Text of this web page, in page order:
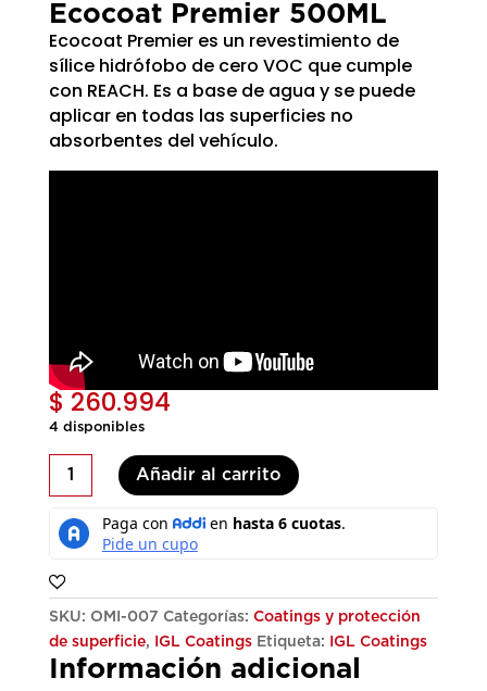
Ecocoat Premier 500ML
Ecocoat Premier es un revestimiento de
sílice hidrófobo de cero VOC que cumple
con REACH. Es a base de agua y se puede
aplicar en todas las superficies no
absorbentes del vehículo.
$260.994
4 disponibles
Ecocoat
500ML
cantidad
Añadir al carrito
SKU: OMI-007 Categorías: Coatings y protección
de superficie, IGL Coatings Etiqueta: IGL Coatings
Información adicional